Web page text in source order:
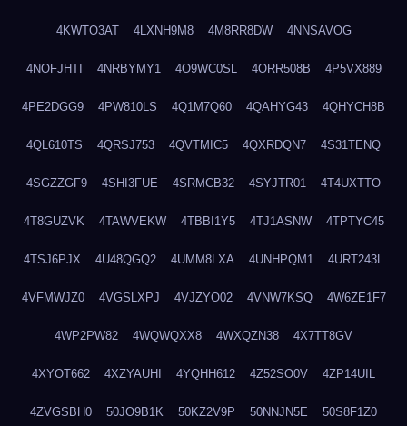
4KWTO3AT 4LXNH9M8 4M8RR8DW 4NNSAVOG
4NOFJHTI 4NRBYMY1 4O9WC0SL 4ORR508B 4P5VX889
4PE2DGG9 4PW810LS 4Q1M7Q60 4QAHYG43 4QHYCH8B
4QL610TS 4QRSJ753 4QVTMIC5 4QXRDQN7 4S31TENQ
4SGZZGF9 4SHI3FUE 4SRMCB32 4SYJTR01 4T4UXTTO
4T8GUZVK 4TAWVEKW 4TBBI1Y5 4TJ1ASNW 4TPTYC45
4TSJ6PJX 4U48QGQ2 4UMM8LXA 4UNHPQM1 4URT243L
4VFMWJZ0 4VGSLXPJ 4VJZYO02 4VNW7KSQ 4W6ZE1F7
4WP2PW82 4WQWQXX8 4WXQZN38 4X7TT8GV
4XYOT662 4XZYAUHI 4YQHH612 4Z52SO0V 4ZP14UIL
4ZVGSBH0 50JO9B1K 50KZ2V9P 50NNJN5E 50S8F1Z0